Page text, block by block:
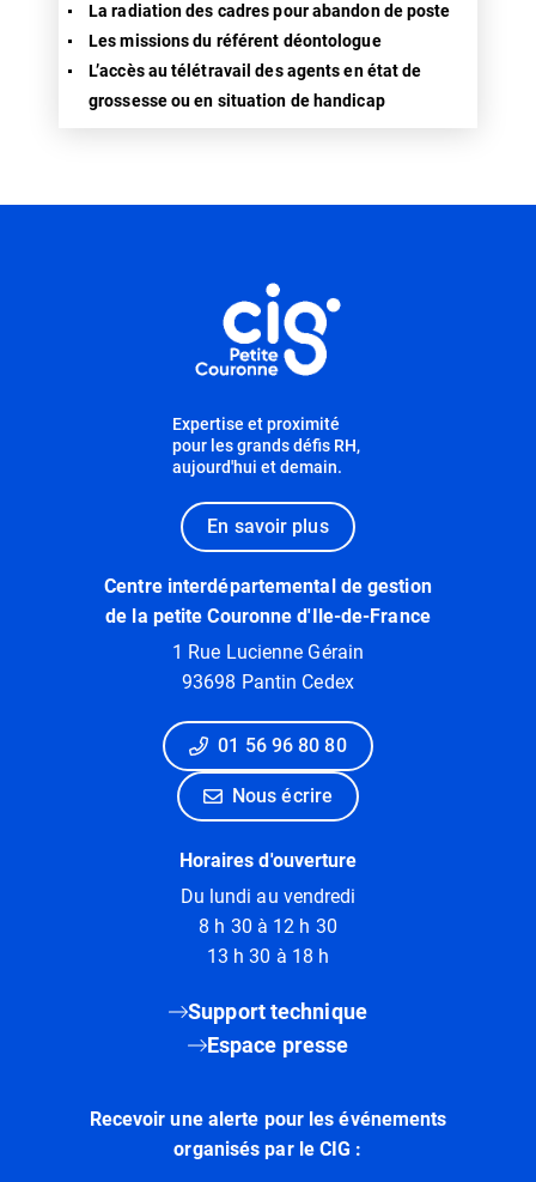
La radiation des cadres pour abandon de poste
Les missions du référent déontologue
L’accès au télétravail des agents en état de
grossesse ou en situation de handicap
Expertise et proximité
pour les grands défis RH,
aujourd'hui et demain.
En savoir plus
Centre interdépartemental de gestion
de la petite Couronne d'Ile-de-France
1 Rue Lucienne Gérain
93698 Pantin Cedex
01 56 96 80 80
Nous écrire
Horaires d'ouverture
Du lundi au vendredi
8 h 30 à 12 h 30
13 h 30 à 18 h
Support technique
Espace presse
Recevoir une alerte pour les événements
organisés par le CIG :